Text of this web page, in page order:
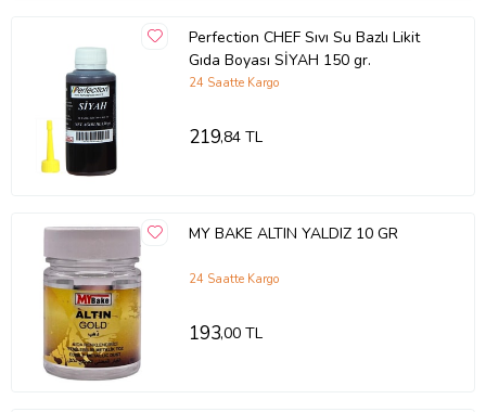
Perfection CHEF Sıvı Su Bazlı Likit
Gıda Boyası SİYAH 150 gr.
24 Saatte Kargo
219,84 TL
MY BAKE ALTIN YALDIZ 10 GR
24 Saatte Kargo
193,00 TL